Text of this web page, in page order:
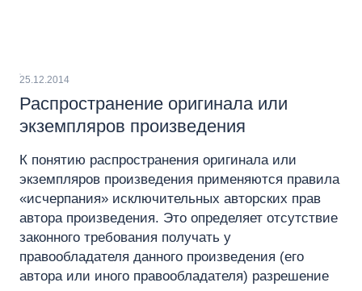
25.12.2014
Распространение оригинала или
экземпляров произведения
К понятию распространения оригинала или
экземпляров произведения применяются правила
«исчерпания» исключительных авторских прав
автора произведения. Это определяет отсутствие
законного требования получать у
правообладателя данного произведения (его
автора или иного правообладателя) разрешение